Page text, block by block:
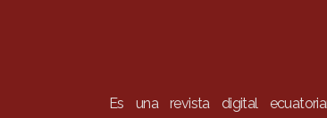
Es una revista digital